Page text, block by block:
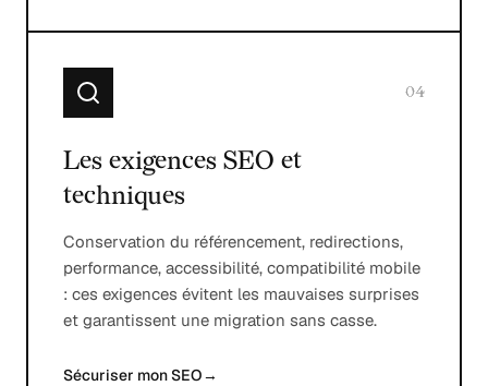
04
Les exigences SEO et
techniques
Conservation du référencement, redirections,
performance, accessibilité, compatibilité mobile
: ces exigences évitent les mauvaises surprises
et garantissent une migration sans casse.
Sécuriser mon SEO→